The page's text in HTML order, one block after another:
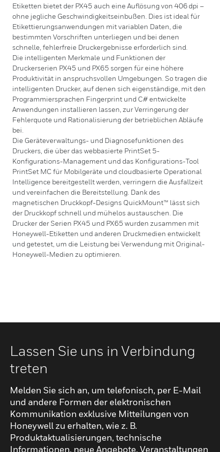
Etiketten bietet der PX45 auch eine Auflösung von 406 dpi –
ohne jegliche Geschwindigkeitseinbußen. Dies ist ideal für
Etikettierungsanwendungen mit variablen Daten, die
bestimmten Vorschriften unterliegen und bei denen
schnelle, fehlerfreie Druckergebnisse erforderlich sind.
Die intelligenten Merkmale und Funktionen der
Druckerserien PX45 und PX65 sorgen für eine höhere
Produktivität in anspruchsvollen Umgebungen. So tragen die
intelligenten Drucker, auf denen sich eigenständige, mit den
Programmiersprachen Fingerprint und C# entwickelte
Anwendungen installieren lassen, zur Verringerung der
Fehlerquote und Rationalisierung der betrieblichen Abläufe
bei.
Die Geräteverwaltungs- und Diagnosefunktionen des
Druckers, die über das webbasierte PrintSet 5-
Konfigurations-Management und das Konfigurations-Tool
PrintSet MC für Mobilgeräte und cloudbasierte Operational
Intelligence bereitgestellt werden, verringern die Ausfallzeit
und vereinfachen die Bereitstellung. Dank des
magnetischen Druckkopf-Designs QuickMount™ lässt sich
der Druckkopf schnell und mühelos austauschen. Die
Drucker der Serien PX45 und PX65 wurden zusammen mit
Honeywell-Etiketten und anderen Druckmedien entwickelt
und getestet, um die Leistung bei Verwendung mit Original-
Honeywell-Medien zu optimieren.
Lassen Sie uns in Verbindung
treten
Melden Sie sich an, um telefonisch, per E-Mail
und andere Formen der elektronischen
Kommunikation exklusive Mitteilungen von
Honeywell zu erhalten, wie z. B.
Produktaktualisierungen, technische
Informationen, neue Angebote, Veranstaltungen